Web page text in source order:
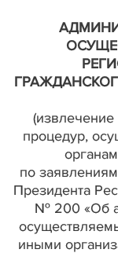
(извлечение
процедур,
по
Президента
№ 200 «Об
иными